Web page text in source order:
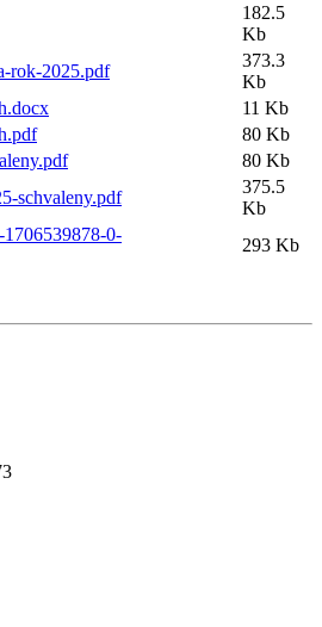
182.5
Kb
rok-2025.pdf
373.3
Kb
11 Kb
80 Kb
80 Kb
schvaleny.pdf
375.5
Kb
0-
293 Kb